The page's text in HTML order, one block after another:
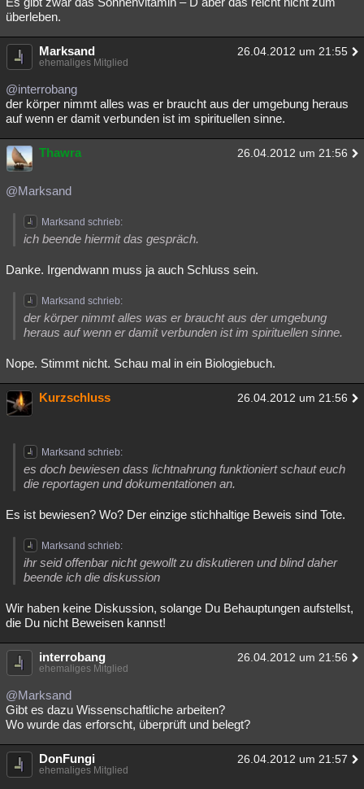
überleben.
Marksand 26.04.2012 um 21:55
ehemaliges Mitglied
@interrobang
der körper nimmt alles was er braucht aus der umgebung heraus
auf wenn er damit verbunden ist im spirituellen sinne.
Thawra 26.04.2012 um 21:56
@Marksand
Marksand schrieb:
ich beende hiermit das gespräch.
Danke. Irgendwann muss ja auch Schluss sein.
Marksand schrieb:
der körper nimmt alles was er braucht aus der umgebung
heraus auf wenn er damit verbunden ist im spirituellen sinne.
Nope. Stimmt nicht. Schau mal in ein Biologiebuch.
Kurzschluss 26.04.2012 um 21:56
Marksand schrieb:
es doch bewiesen dass lichtnahrung funktioniert schaut euch
die reportagen und dokumentationen an.
Es ist bewiesen? Wo? Der einzige stichhaltige Beweis sind Tote.
Marksand schrieb:
ihr seid offenbar nicht gewollt zu diskutieren und blind daher
beende ich die diskussion
Wir haben keine Diskussion, solange Du Behauptungen aufstellst,
die Du nicht Beweisen kannst!
interrobang 26.04.2012 um 21:56
ehemaliges Mitglied
@Marksand
Gibt es dazu Wissenschaftliche arbeiten?
Wo wurde das erforscht, überprüft und belegt?
DonFungi 26.04.2012 um 21:57
ehemaliges Mitglied